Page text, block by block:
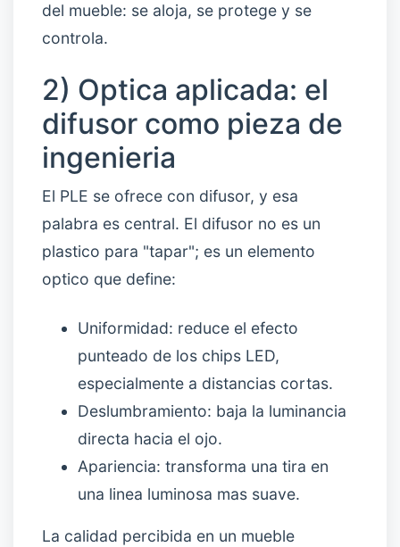
del mueble: se aloja, se protege y se
controla.
2) Optica aplicada: el
difusor como pieza de
ingenieria
El PLE se ofrece con difusor, y esa
palabra es central. El difusor no es un
plastico para "tapar"; es un elemento
optico que define:
Uniformidad: reduce el efecto
punteado de los chips LED,
especialmente a distancias cortas.
Deslumbramiento: baja la luminancia
directa hacia el ojo.
Apariencia: transforma una tira en
una linea luminosa mas suave.
La calidad percibida en un mueble